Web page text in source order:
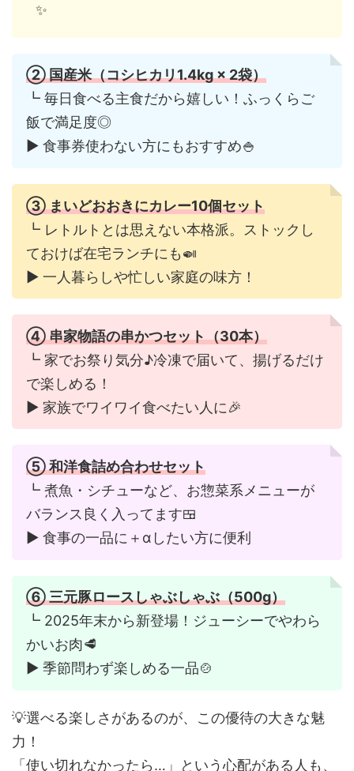
✨
②国産米（コシヒカリ1.4kg × 2袋）
┗ 毎日食べる主食だから嬉しい！ふっくらご
飯で満足度◎
▶︎ 食事券使わない方にもおすすめ🍚
③まいどおおきにカレー10個セット
┗ レトルトとは思えない本格派。ストックし
ておけば在宅ランチにも🍛
▶︎ 一人暮らしや忙しい家庭の味方！
④串家物語の串かつセット（30本）
┗ 家でお祭り気分♪冷凍で届いて、揚げるだけ
で楽しめる！
▶︎ 家族でワイワイ食べたい人に🎉
⑤和洋食詰め合わせセット
┗ 煮魚・シチューなど、お惣菜系メニューが
バランス良く入ってます🍱
▶︎ 食事の一品に＋αしたい方に便利
⑥三元豚ロースしゃぶしゃぶ（500g）
┗ 2025年末から新登場！ジューシーでやわら
かいお肉🥩
▶︎ 季節問わず楽しめる一品🍲
💡選べる楽しさがあるのが、この優待の大きな魅
力！
「使い切れなかったら…」という心配がある人も、